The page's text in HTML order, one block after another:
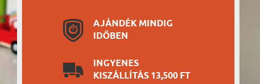
AJÁNDÉK MINDIG
IDŐBEN
INGYENES
KISZÁLLÍTÁS 13,500 FT